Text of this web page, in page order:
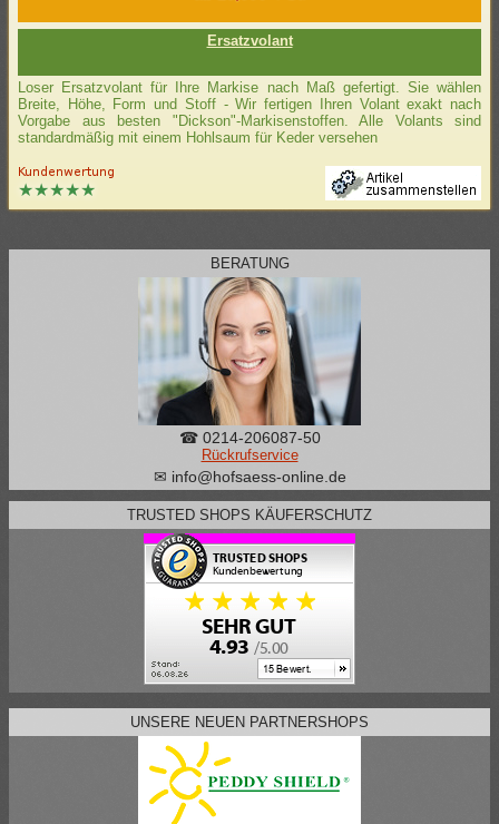
Ersatzvolant
Loser Ersatzvolant für Ihre Markise nach Maß gefertigt. Sie wählen
Breite, Höhe, Form und Stoff - Wir fertigen Ihren Volant exakt nach
Vorgabe aus besten "Dickson"-Markisenstoffen. Alle Volants sind
standardmäßig mit einem Hohlsaum für Keder versehen
BERATUNG
☎ 0214-206087-50
Rückrufservice
✉ info@hofsaess-online.de
TRUSTED SHOPS KÄUFERSCHUTZ
UNSERE NEUEN PARTNERSHOPS